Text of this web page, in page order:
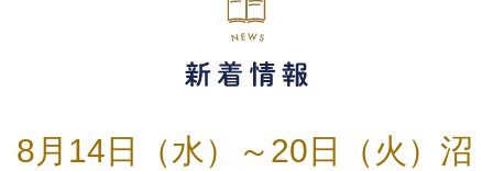
8月14日（水）～20日（火）沼